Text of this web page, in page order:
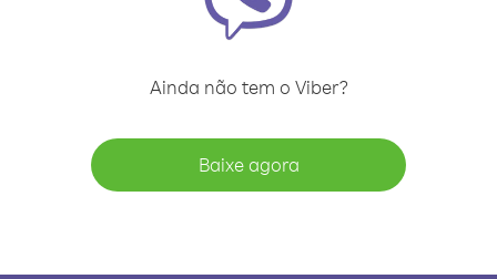
Ainda não tem o Viber?
Baixe agora